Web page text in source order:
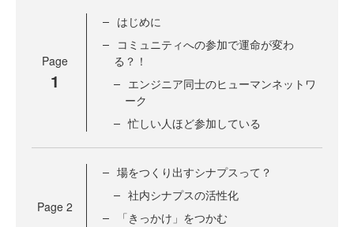
Page
1
はじめに
コミュニティへの参加で運命が変わ
る？！
エンジニア同士のヒューマンネットワ
ーク
忙しい人ほど参加している
Page 2
場をつくり出すシナプスって？
社内シナプスの活性化
「きっかけ」をつかむ